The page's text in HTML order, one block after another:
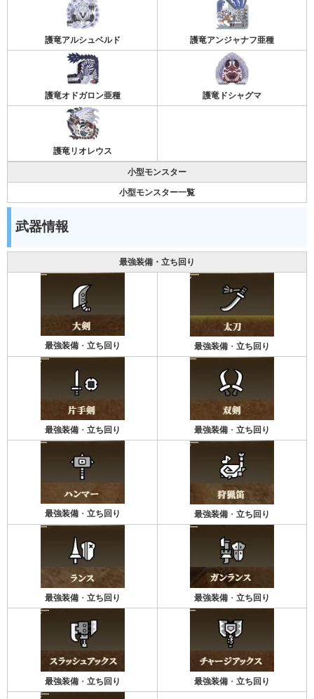
護竜アルシュベルド 護竜アンジャナフ亜種
護竜オドガロン亜種 護竜ドシャグマ
護竜リオレウス
小型モンスター
小型モンスター一覧
武器情報
最強装備・立ち回り
最強装備・ 立ち回り 最強装備 ・ 立ち回り
最強装備・ 立ち回り 最強装備 ・ 立ち回り
最強装備・ 立ち回り 最強装備 ・ 立ち回り
最強装備・ 立ち回り 最強装備 ・ 立ち回り
最強装備・ 立ち回り 最強装備 ・ 立ち回り